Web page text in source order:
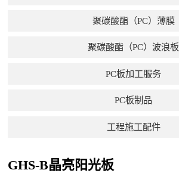
聚碳酸酯（PC）薄膜
聚碳酸酯（PC）波浪板
PC板加工服务
PC板制品
工程施工配件
GHS-B晶亮阳光板